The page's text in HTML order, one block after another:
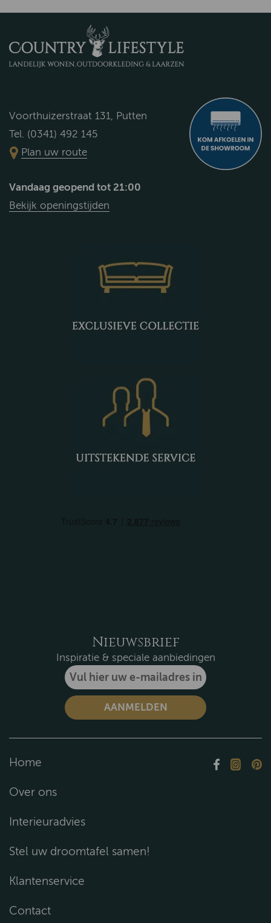
Voorthuizerstraat 131, Putten
Tel. (0341) 492 145
Plan uw route
Vandaag geopend tot 21:00
Bekijk openingstijden
Nieuwsbrief
Inspiratie & speciale aanbiedingen
Home
Over ons
Interieuradvies
Stel uw droomtafel samen!
Klantenservice
Contact